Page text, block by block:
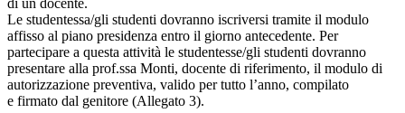
di un docente.
Le studentessa/gli studenti dovranno iscriversi tramite il modulo
affisso al piano presidenza entro il giorno antecedente. Per
partecipare a questa attività le studentesse/gli studenti dovranno
presentare alla prof.ssa Monti, docente di riferimento, il modulo di
autorizzazione preventiva, valido per tutto l’anno, compilato
e firmato dal genitore (Allegato 3).